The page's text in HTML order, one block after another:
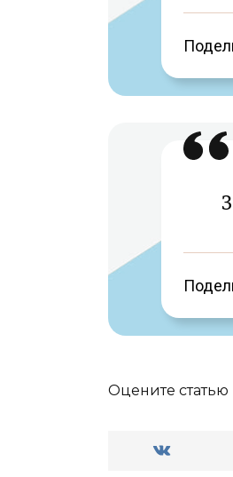
Оцените статью